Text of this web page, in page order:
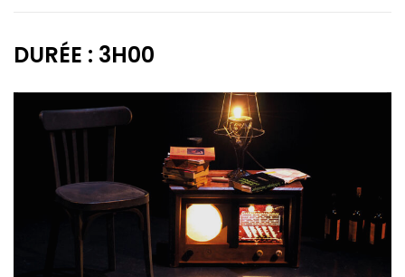
DURÉE : 3H00